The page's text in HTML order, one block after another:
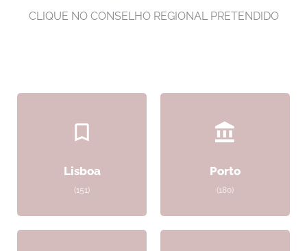
CLIQUE NO CONSELHO REGIONAL PRETENDIDO
Lisboa
(151)
Porto
(180)